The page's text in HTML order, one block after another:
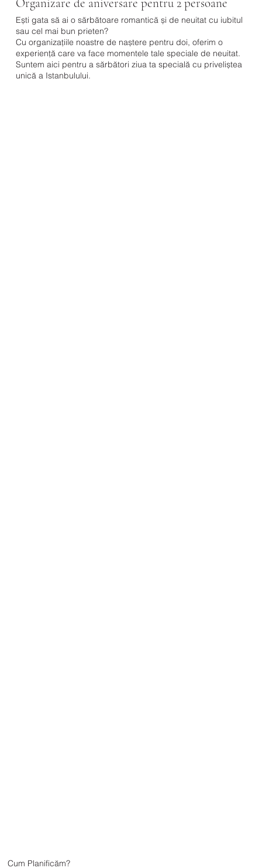
Ce oferim?
Închiriere de iahturi
Atmosfera Romantica
Detaliu
Concept special
Celebrare
Sedinta foto profesionala
Organizare de aniversare pentru 2 persoane
Ești gata să ai o sărbătoare romantică și de neuitat cu iubitul
sau cel mai bun prieten?
Cu organizațiile noastre de naștere pentru doi, oferim o
experiență care va face momentele tale speciale de neuitat.
Suntem aici pentru a sărbători ziua ta specială cu priveliștea
unică a Istanbulului.
Cum Planificăm?